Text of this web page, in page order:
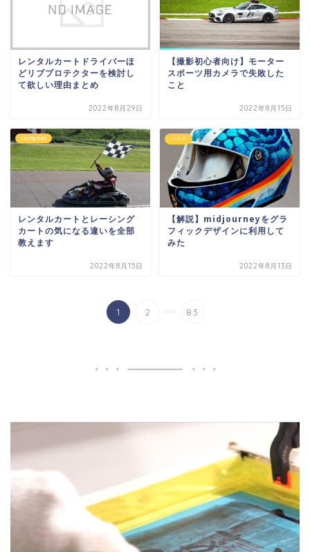
レンタルカートドライバーほ
どリブプロテクターを検討し
て欲しい理由まとめ
2022年8月29日
【撮影初心者向け】モーター
スポーツ用カメラで失敗した
こと
2022年8月15日
racing-kart
レンタルカートとレーシング
カートの気になる違いを全部
教えます
2022年8月15日
バイク
【解説】midjourneyをグラ
フィックデザインに利用して
みた
2022年8月13日
1 2 ... 83